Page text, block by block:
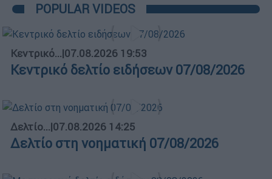
POPULAR VIDEOS
Κεντρικό...|07.08.2026 19:53
Κεντρικό δελτίο ειδήσεων 07/08/2026
Δελτίο...|07.08.2026 14:25
Δελτίο στη νοηματική 07/08/2026